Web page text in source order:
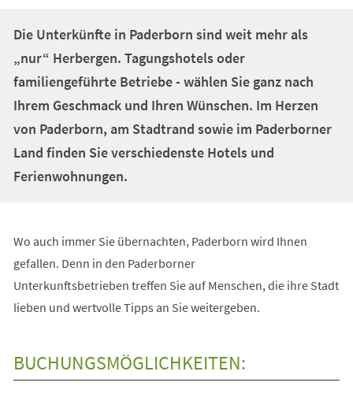
Die Unterkünfte in Paderborn sind weit mehr als
„nur“ Herbergen. Tagungshotels oder
familiengeführte Betriebe - wählen Sie ganz nach
Ihrem Geschmack und Ihren Wünschen. Im Herzen
von Paderborn, am Stadtrand sowie im Paderborner
Land finden Sie verschiedenste Hotels und
Ferienwohnungen.
Wo auch immer Sie übernachten, Paderborn wird Ihnen
gefallen. Denn in den Paderborner
Unterkunftsbetrieben treffen Sie auf Menschen, die ihre Stadt
lieben und wertvolle Tipps an Sie weitergeben.
BUCHUNGSMÖGLICHKEITEN: